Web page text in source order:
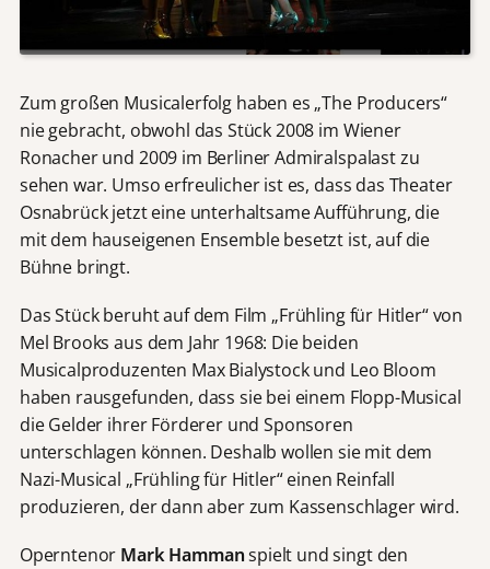
Zum großen Musicalerfolg haben es „The Producers“
nie gebracht, obwohl das Stück 2008 im Wiener
Ronacher und 2009 im Berliner Admiralspalast zu
sehen war. Umso erfreulicher ist es, dass das Theater
Osnabrück jetzt eine unterhaltsame Aufführung, die
mit dem hauseigenen Ensemble besetzt ist, auf die
Bühne bringt.
Das Stück beruht auf dem Film „Frühling für Hitler“ von
Mel Brooks aus dem Jahr 1968: Die beiden
Musicalproduzenten Max Bialystock und Leo Bloom
haben rausgefunden, dass sie bei einem Flopp-Musical
die Gelder ihrer Förderer und Sponsoren
unterschlagen können. Deshalb wollen sie mit dem
Nazi-Musical „Frühling für Hitler“ einen Reinfall
produzieren, der dann aber zum Kassenschlager wird.
Operntenor Mark Hammanspielt und singt den